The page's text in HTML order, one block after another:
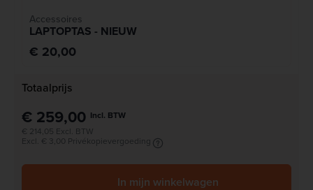
Accessoires
LAPTOPTAS - NIEUW
€ 20,00
Totaalprijs
€ 259,00 Incl. BTW
€ 214,05 Excl. BTW
Excl. € 3,00 Privékopievergoeding
In mijn winkelwagen